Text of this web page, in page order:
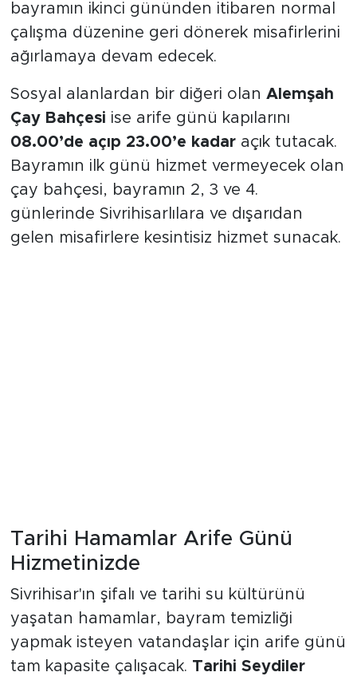
bayramın ikinci gününden itibaren normal
çalışma düzenine geri dönerek misafirlerini
ağırlamaya devam edecek.
Sosyal alanlardan bir diğeri olan Alemşah
Çay Bahçesi ise arife günü kapılarını
08.00’de açıp 23.00’e kadaraçık tutacak.
Bayramın ilk günü hizmet vermeyecek olan
çay bahçesi, bayramın 2, 3 ve 4.
günlerinde Sivrihisarlılara ve dışarıdan
gelen misafirlere kesintisiz hizmet sunacak.
Tarihi Hamamlar Arife Günü
Hizmetinizde
Sivrihisar'ın şifalı ve tarihi su kültürünü
yaşatan hamamlar, bayram temizliği
yapmak isteyen vatandaşlar için arife günü
tam kapasite çalışacak. Tarihi Seydiler